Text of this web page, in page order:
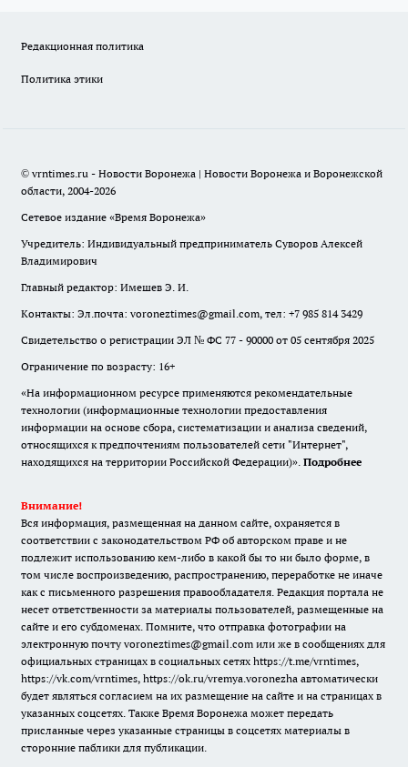
Редакционная политика
Политика этики
© vrntimes.ru - Новости Воронежа | Новости Воронежа и Воронежской
области, 2004-2026
Сетевое издание «Время Воронежа»
Учредитель: Индивидуальный предприниматель Суворов Алексей
Владимирович
Главный редактор: Имешев Э. И.
Контакты: Эл.почта: voroneztimes@gmail.com, тел: +7 985 814 3429
Свидетельство о регистрации ЭЛ № ФС 77 - 90000 от 05 сентября 2025
Ограничение по возрасту: 16+
«На информационном ресурсе применяются рекомендательные
технологии (информационные технологии предоставления
информации на основе сбора, систематизации и анализа сведений,
относящихся к предпочтениям пользователей сети "Интернет",
находящихся на территории Российской Федерации)». Подробнее
Внимание!
Вся информация, размещенная на данном сайте, охраняется в
соответствии с законодательством РФ об авторском праве и не
подлежит использованию кем-либо в какой бы то ни было форме, в
том числе воспроизведению, распространению, переработке не иначе
как с письменного разрешения правообладателя. Редакция портала не
несет ответственности за материалы пользователей, размещенные на
сайте и его субдоменах. Помните, что отправка фотографии на
электронную почту voroneztimes@gmail.com или же в сообщениях для
официальных страницах в социальных сетях https://t.me/vrntimes,
https://vk.com/vrntimes, https://ok.ru/vremya.voronezha автоматически
будет являться согласием на их размещение на сайте и на страницах в
указанных соцсетях. Также Время Воронежа может передать
присланные через указанные страницы в соцсетях материалы в
сторонние паблики для публикации.